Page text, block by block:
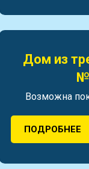
Дом из
Возможна
ПОДРОБНЕЕ